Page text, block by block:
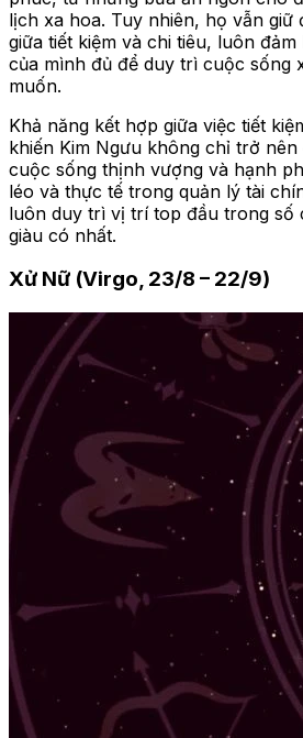
lịch xa hoa. Tuy nhiên, họ vẫn giữ
giữa tiết kiệm và chi tiêu, luôn
của mình đủ để duy trì cuộc sống
muốn.
Khả năng kết hợp giữa việc tiết
khiến Kim Ngưu không chỉ trở
cuộc sống thịnh vượng và hạnh
léo và thực tế trong quản lý tài
luôn duy trì vị trí top đầu trong số
giàu có nhất.
Xử Nữ (Virgo, 23/8 – 22/9)